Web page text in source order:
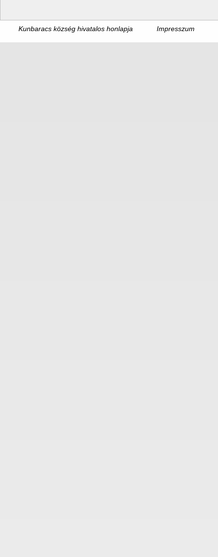
Kunbaracs község hivatalos honlapja Impresszum